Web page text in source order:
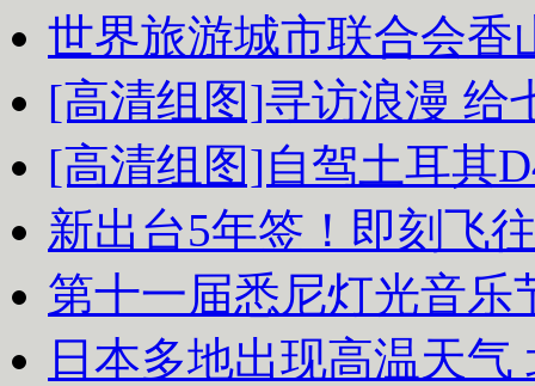
世界旅游城市联合会香
[高清组图]寻访浪漫 给
[高清组图]自驾土耳其
新出台5年签！即刻飞
第十一届悉尼灯光音乐
日本多地出现高温天